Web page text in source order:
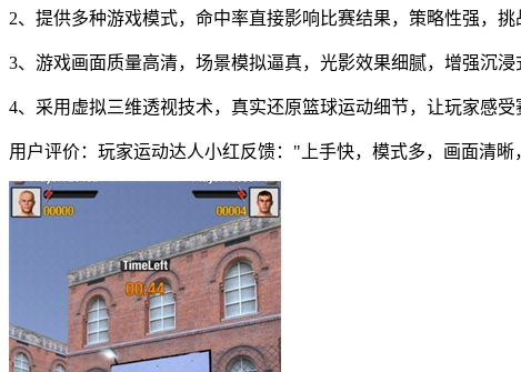
2、提供多种游戏模式，命中率直接影响比赛结果，策略性强，挑
3、游戏画面质量高清，场景模拟逼真，光影效果细腻，增强沉浸
4、采用虚拟三维透视技术，真实还原篮球运动细节，让玩家感受
用户评价：玩家运动达人小红反馈："上手快，模式多，画面清